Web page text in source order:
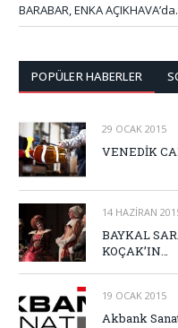
BARABAR, ENKA
POPÜLER HABERLER
29 OCAK 2015
VENEDİK
14 HAZIRAN
BAYKAL
KOÇAK’IN…
19 OCAK 2015
Akbank